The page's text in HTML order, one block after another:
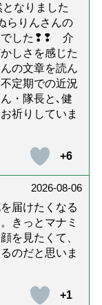
なりました
りんさんの
でした❢❢ 介
しさを感じた
の文章を読ん
定期での近況
・隊長と､健
祈りしていま
+6
2026-08-06
届けたくなる
きっとマナミ
を見たくて、
のだと思いま
+1